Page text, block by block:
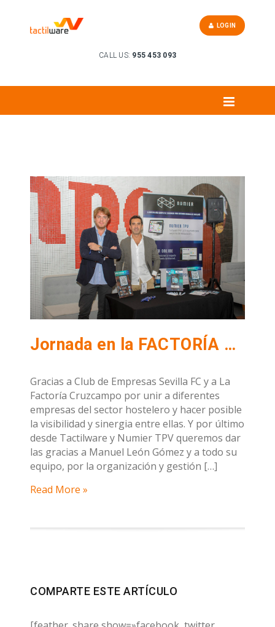
CALL US: 955 453 093
LOGIN
Jornada en la FACTORÍA CRUZCAMPO organizada por el CLUB DE EMPRESAS DEL SEVIILA F.C
Gracias a Club de Empresas Sevilla FC y a La
Factoría Cruzcampo por unir a diferentes
empresas del sector hostelero y hacer posible
la visibilidad y sinergia entre ellas. Y por último
desde Tactilware y Numier TPV queremos dar
las gracias a Manuel León Gómez y a todo su
equipo, por la organización y gestión […]
Read More »
COMPARTE ESTE ARTÍCULO